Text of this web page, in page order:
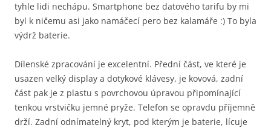
tyhle lidi nechápu. Smartphone bez datového tarifu by mi
byl k ničemu asi jako namáčecí pero bez kalamáře :) To byla
výdrž baterie.
Dílenské zpracování je excelentní. Přední část, ve které je
usazen velký display a dotykové klávesy, je kovová, zadní
část pak je z plastu s povrchovou úpravou připomínající
tenkou vrstvičku jemné pryže. Telefon se opravdu příjemně
drží. Zadní odnímatelný kryt, pod kterým je baterie, lícuje